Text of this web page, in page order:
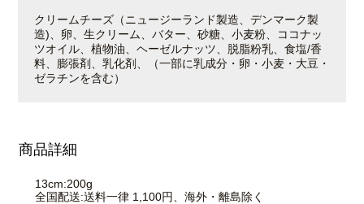
クリームチーズ（ニュージーランド製造、デンマーク製
造)、卵、生クリーム、バター、砂糖、小麦粉、ココナッ
ツオイル、植物油、ヘーゼルナッツ、脱脂粉乳、食塩/香
料、膨張剤、乳化剤、（一部に乳成分・卵・小麦・大豆・
ゼラチンを含む）
商品詳細
13cm:200g
全国配送:送料一律 1,100円、海外・離島除く